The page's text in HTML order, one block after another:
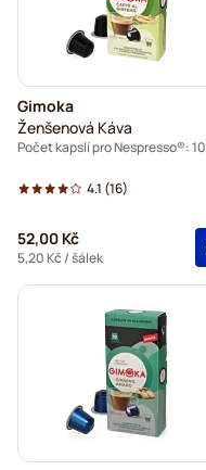
Gimoka
Ženšenová Káva
Počet kapslí pro Nespresso®: 10
4.1 (16)
52,00 Kč
5,20 Kč / šálek